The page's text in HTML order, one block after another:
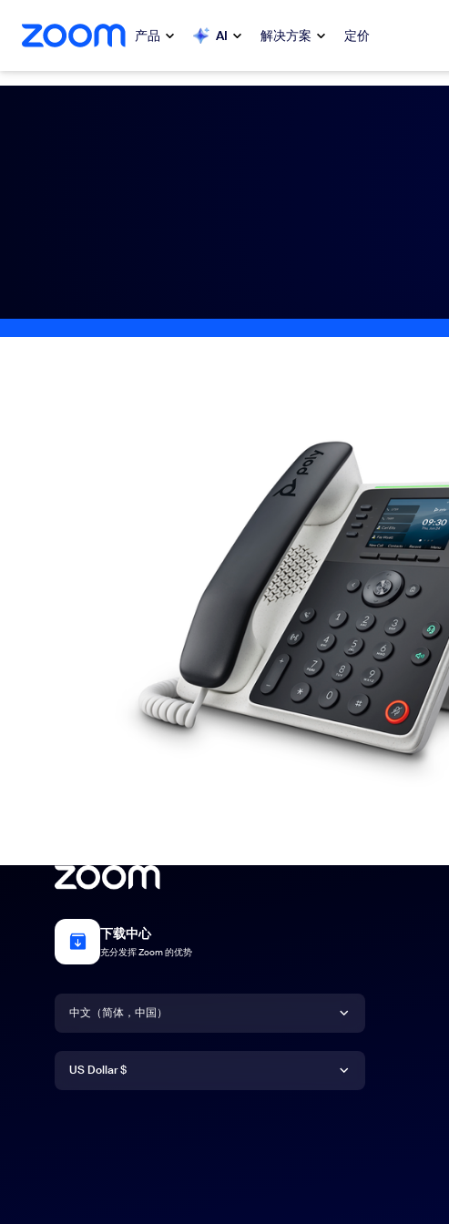
至主要内容
至帮助聊天 产品 AI 解决方案 定价
+1.888.303.1012
下载中心
充分发挥 Zoom 的优势
语言
中文（简体，中国）
Deutsch
货币
US Dollar $